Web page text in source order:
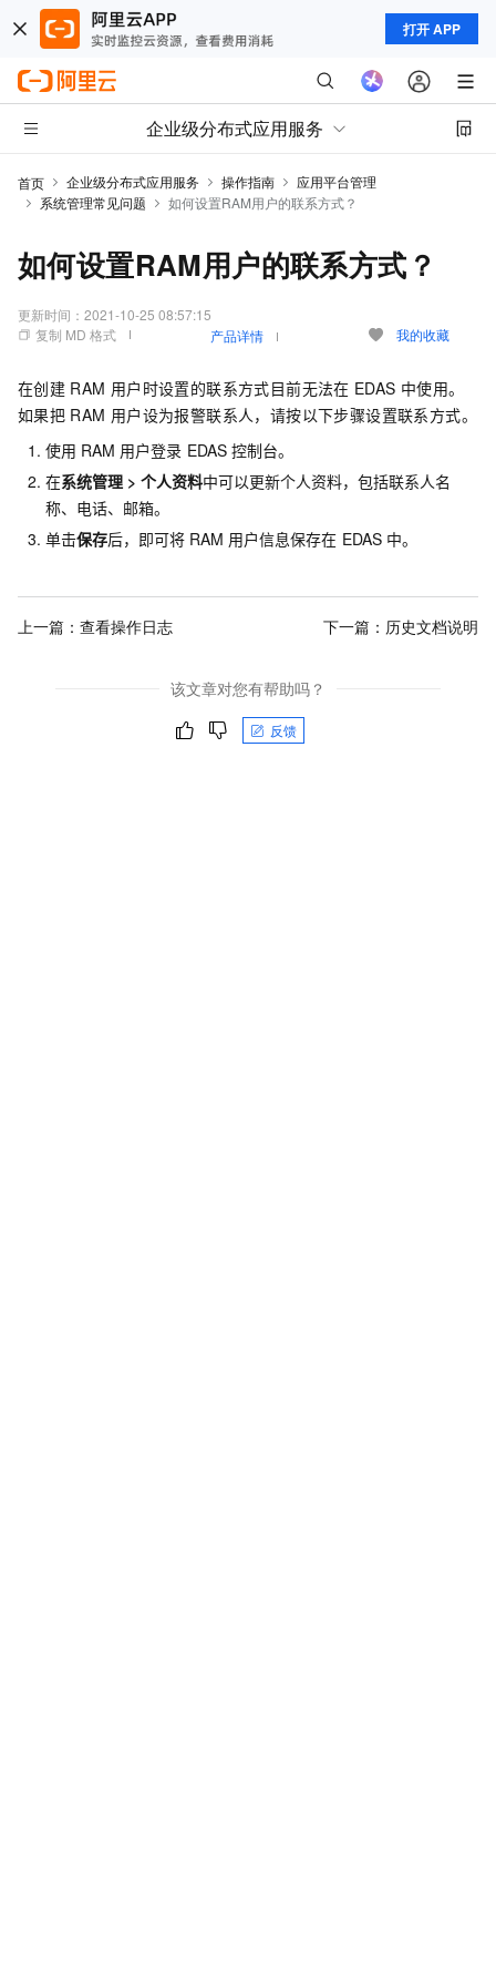
打开 APP
企业级分布式应用服务
首页 企业级分布式应用服务 操作指南
应用平台管理
系统管理常见问题
如何设置RAM用户的联系方式？
如何设置RAM用户的联系方式？
更新时间： 2021-10-25 08:57:15
复制 MD 格式
产品详情 我的收藏
在创建 RAM 用户时设置的联系方式目前无法在 EDAS 中使用。
如果把 RAM 用户设为报警联系人，请按以下步骤设置联系方式。
使用 RAM 用户登录 EDAS 控制台。
在系统管理 > 个人资料中可以更新个人资料，包括联系人名
称、电话、邮箱。
单击保存后，即可将 RAM 用户信息保存在 EDAS 中。
上一篇： 查看操作日志 下一篇： 历史文档说明
该文章对您有帮助吗？
反馈